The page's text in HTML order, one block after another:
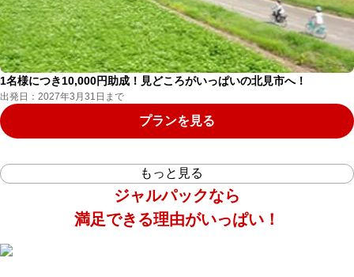
1名様につき10,000円助成！見どころがいっぱいの北見市へ！
出発日：2027年3月31日まで
プランを見る
もっと見る
ジャルパックなら
満足できる理由がいっぱい！